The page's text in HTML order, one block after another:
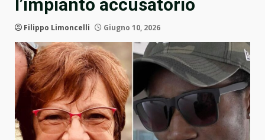
l’impianto accusatorio
Filippo Limoncelli Giugno 10, 2026